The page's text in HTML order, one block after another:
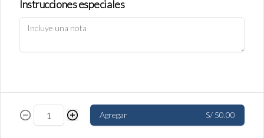
S/ 11.90
Política de Cookies
Haga clic en Aceptar para permitir que Justo use cookies a fin
Configuración de cookies Aceptar
Instrucciones especiales
Agregar S/ 50.00